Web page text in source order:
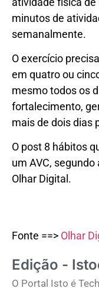
minutos de
semanalmente.
O exercício
em quatro ou
mesmo todos os
fortalecimento,
mais de dois dias
O post 8 hábitos
um AVC,
Olhar Digital.
Fonte ==> Olhar
Edição -
O Portal Isto é